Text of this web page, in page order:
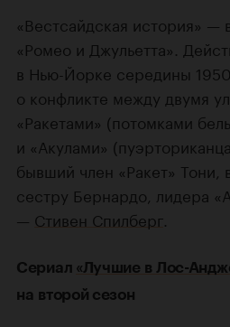
«Вестсайдская история» —
«Ромео и Джульетта».
в Нью-Йорке середины
о конфликте между двумя
«Ракетами» (потомками
и «Акулами»
бывший член «Ракет» Тони,
сестру Бернардо, лидера
— Стивен Спилберг
Сериал «Лучшие в Лос-
на второй сезон